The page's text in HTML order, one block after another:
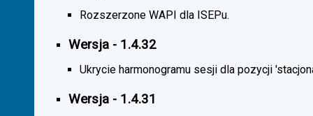
Rozszerzone WAPI dla ISEPu.
Wersja - 1.4.32
Ukrycie harmonogramu sesji dla pozycji
Wersja - 1.4.31